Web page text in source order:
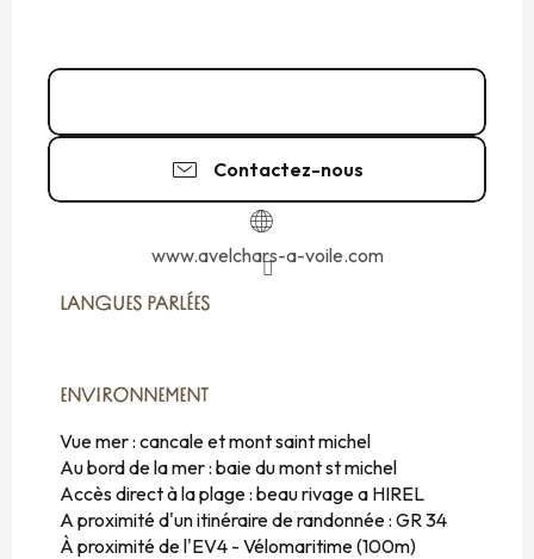
Contactez-nous
www.avelchars-a-voile.com
LANGUES PARLÉES
LANGUES PARLÉES
ENVIRONNEMENT
ENVIRONNEMENT
Vue mer : cancale et mont saint michel
Au bord de la mer : baie du mont st michel
Accès direct à la plage : beau rivage a HIREL
A proximité d'un itinéraire de randonnée : GR 34
À proximité de l'EV4 - Vélomaritime(100m)